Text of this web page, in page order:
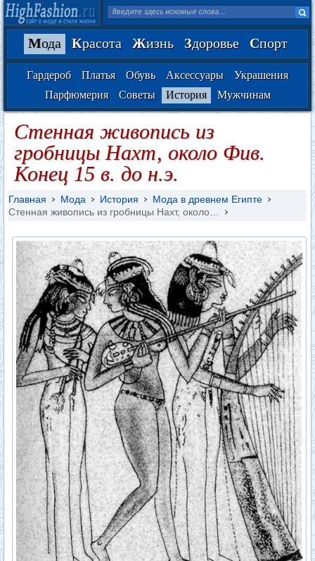
Мода Красота Жизнь Здоровье Спорт
Гардероб Платья Обувь Аксессуары
Украшения
Парфюмерия
Советы История Мужчинам
Стенная живопись из
гробницы Нахт, около Фив.
Конец 15 в. до н.э.
Главная Мода История
Мода в древнем Египте
Стенная живопись из гробницы Нахт, около…